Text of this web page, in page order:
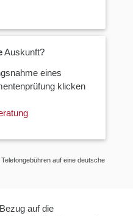
Auskunft?
eines
klicken
auf eine deutsche
auf die